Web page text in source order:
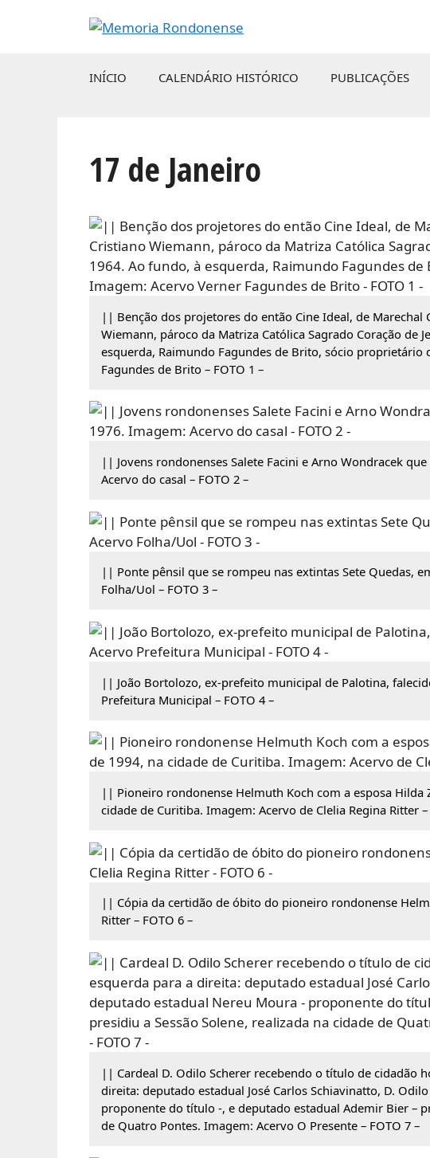
INÍCIO CALENDÁRIO HISTÓRICO PUBLICAÇÕES
17 de Janeiro
|| Benção dos projetores do então Cine Ideal, de Marechal
Wiemann, pároco da Matriza Católica Sagrado Coração de
esquerda, Raimundo Fagundes de Brito, sócio proprietário
Fagundes de Brito – FOTO 1 –
|| Jovens rondonenses Salete Facini e Arno Wondracek
Acervo do casal – FOTO 2 –
|| Ponte pênsil que se rompeu nas extintas Sete Quedas,
Folha/Uol – FOTO 3 –
|| João Bortolozo, ex-prefeito municipal de Palotina,
Prefeitura Municipal – FOTO 4 –
|| Pioneiro rondonense Helmuth Koch com a esposa Hilda
cidade de Curitiba. Imagem: Acervo de Clelia Regina Ritter –
|| Cópia da certidão de óbito do pioneiro rondonense
Ritter – FOTO 6 –
|| Cardeal D. Odilo Scherer recebendo o título de cidadão
direita: deputado estadual José Carlos Schiavinatto, D.
proponente do título -, e deputado estadual Ademir Bier –
de Quatro Pontes. Imagem: Acervo O Presente – FOTO 7 –